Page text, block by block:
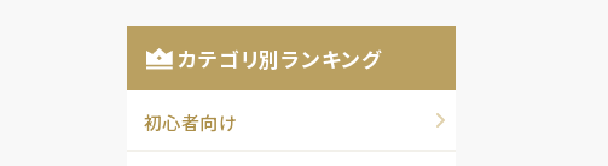
カテゴリ別ランキング
初心者向け